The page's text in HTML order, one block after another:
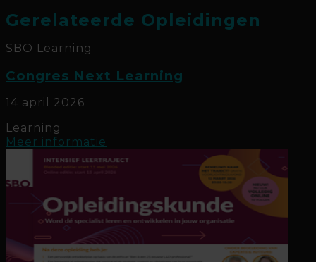
Gerelateerde Opleidingen
SBO Learning
Congres Next Learning
14 april 2026
Learning
Meer informatie